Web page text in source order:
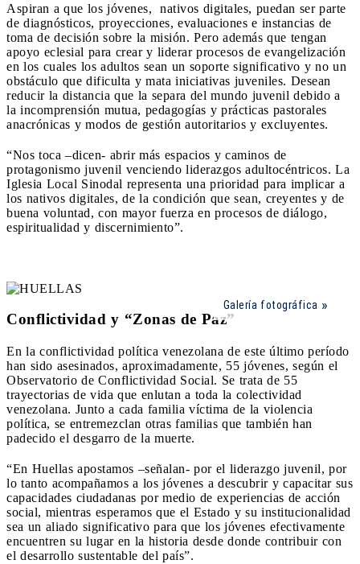
Aspiran a que los jóvenes, nativos digitales, puedan ser parte
de diagnósticos, proyecciones, evaluaciones e instancias de
toma de decisión sobre la misión. Pero además que tengan
apoyo eclesial para crear y liderar procesos de evangelización
en los cuales los adultos sean un soporte significativo y no un
obstáculo que dificulta y mata iniciativas juveniles. Desean
reducir la distancia que la separa del mundo juvenil debido a
la incomprensión mutua, pedagogías y prácticas pastorales
anacrónicas y modos de gestión autoritarios y excluyentes.
“Nos toca –dicen- abrir más espacios y caminos de
protagonismo juvenil venciendo liderazgos adultocéntricos. La
Iglesia Local Sinodal representa una prioridad para implicar a
los nativos digitales, de la condición que sean, creyentes y de
buena voluntad, con mayor fuerza en procesos de diálogo,
espiritualidad y discernimiento”.
Galería fotográfica
Conflictividad y “Zonas de Paz”
En la conflictividad política venezolana de este último período
han sido asesinados, aproximadamente, 55 jóvenes, según el
Observatorio de Conflictividad Social. Se trata de 55
trayectorias de vida que enlutan a toda la colectividad
venezolana. Junto a cada familia víctima de la violencia
política, se entremezclan otras familias que también han
padecido el desgarro de la muerte.
“En Huellas apostamos –señalan- por el liderazgo juvenil, por
lo tanto acompañamos a los jóvenes a descubrir y capacitar sus
capacidades ciudadanas por medio de experiencias de acción
social, mientras esperamos que el Estado y su institucionalidad
sea un aliado significativo para que los jóvenes efectivamente
encuentren su lugar en la historia desde donde contribuir con
el desarrollo sustentable del país”.